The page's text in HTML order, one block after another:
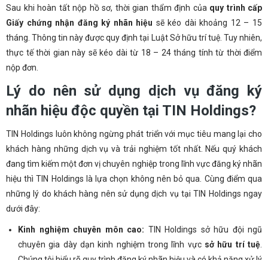
Sau khi hoàn tất nộp hồ sơ, thời gian thẩm định của quy trình cấp
Giấy chứng nhận đăng ký nhãn hiệu sẽ kéo dài khoảng 12 – 15
tháng. Thông tin này được quy định tại Luật Sở hữu trí tuệ. Tuy nhiên,
thực tế thời gian này sẽ kéo dài từ 18 – 24 tháng tính từ thời điểm
nộp đơn.
Lý do nên sử dụng dịch vụ đăng ký
nhãn hiệu độc quyền tại TIN Holdings?
TIN Holdings luôn không ngừng phát triển với mục tiêu mang lại cho
khách hàng những dịch vụ và trải nghiệm tốt nhất. Nếu quý khách
đang tìm kiếm một đơn vị chuyên nghiệp trong lĩnh vực đăng ký nhãn
hiệu thì TIN Holdings là lựa chọn không nên bỏ qua. Cùng điểm qua
những lý do khách hàng nên sử dụng dịch vụ tại TIN Holdings ngay
dưới đây:
Kinh nghiệm chuyên môn cao: TIN Holdings sở hữu đội ngũ
chuyên gia dày dạn kinh nghiệm trong lĩnh vực sở hữu trí tuệ